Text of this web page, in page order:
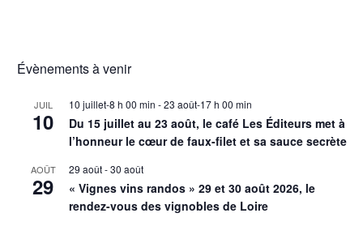
Évènements à venir
JUIL
10
10 juillet-8 h 00 min -23 août-17 h 00 min
Du 15 juillet au 23 août, le café Les Éditeurs met à
l’honneur le cœur de faux-filet et sa sauce secrète
AOÛT
29
29 août-30 août
« Vignes vins randos » 29 et 30 août 2026, le
rendez-vous des vignobles de Loire